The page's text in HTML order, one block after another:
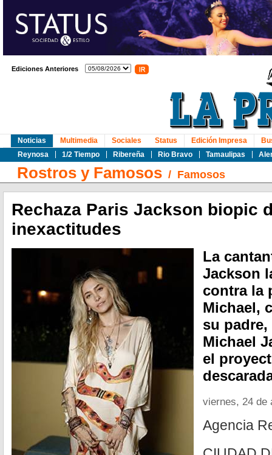
Ediciones Anteriores
Noticias
Reynosa
1/2 Tiempo Ribereña Rio Bravo Tamaulipas
Multimedia Sociales Status Edición Impresa
Rostros y Famosos / Famosos
Rechaza Paris Jackson biopic
inexactitudes
La
Jackson
contra la
Michael,
su
Michael
el
viernes, 24 de
Agencia